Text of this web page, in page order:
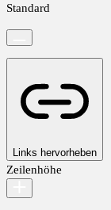
Standard
Links hervorheben
Zeilenhöhe